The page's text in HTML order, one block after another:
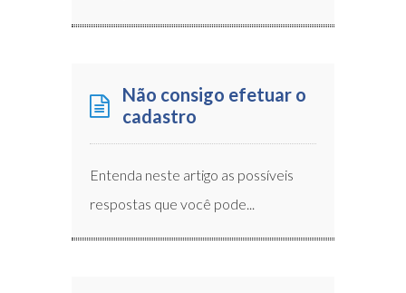
Não consigo efetuar o
cadastro
Entenda neste artigo as possíveis
respostas que você pode...